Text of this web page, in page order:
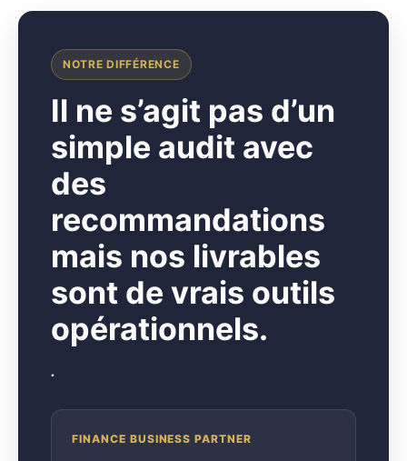
NOTRE DIFFÉRENCE
Il ne s’agit pas d’un
simple audit avec
des
recommandations
mais nos livrables
sont de vrais outils
opérationnels.
.
FINANCE BUSINESS PARTNER